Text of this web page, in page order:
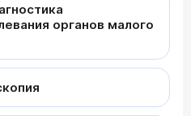
органов малого